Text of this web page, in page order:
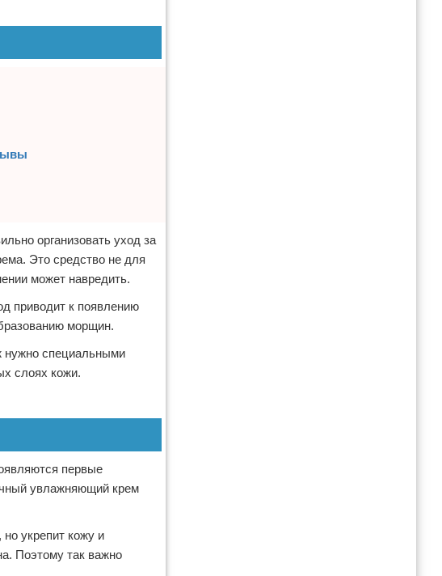
организовать уход за
Это средство не для
может навредить.
приводит к появлению
морщин.
нужно специальными
слоях кожи.
первые
увлажняющий крем
укрепит кожу и
Поэтому так важно